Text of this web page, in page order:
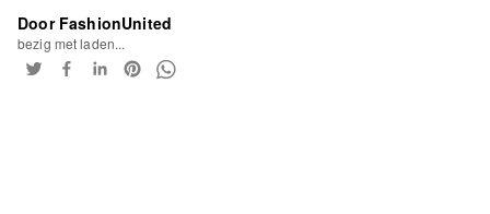
Door FashionUnited
bezig met laden...